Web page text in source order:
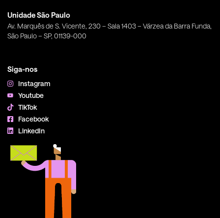
Unidade São Paulo
Av. Marquês de S. Vicente, 230 – Sala 1403 – Várzea da Barra Funda,
São Paulo – SP, 01139-000
Siga-nos
Instagram
Youtube
TikTok
Facebook
LinkedIn